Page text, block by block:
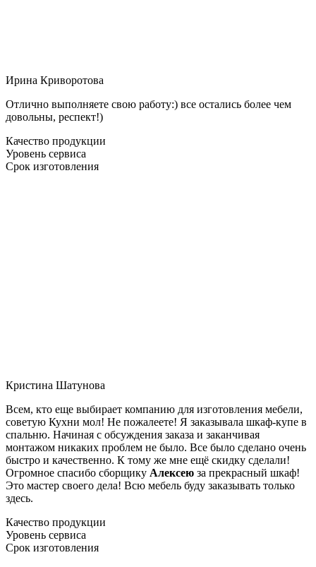
Ирина Криворотова
Отлично выполняете свою работу:) все остались более чем
довольны, респект!)
Качество продукции
Уровень сервиса
Срок изготовления
Кристина Шатунова
Всем, кто еще выбирает компанию для изготовления мебели,
советую Кухни мол! Не пожалеете! Я заказывала шкаф-купе в
спальню. Начиная с обсуждения заказа и заканчивая
монтажом никаких проблем не было. Все было сделано очень
быстро и качественно. К тому же мне ещё скидку сделали!
Огромное спасибо сборщику Алексею за прекрасный шкаф!
Это мастер своего дела! Всю мебель буду заказывать только
здесь.
Качество продукции
Уровень сервиса
Срок изготовления